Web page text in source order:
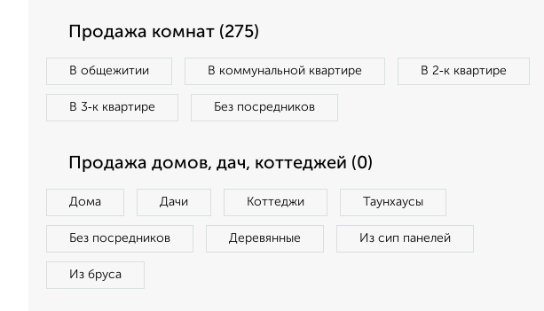
Продажа комнат (275)
В общежитии В коммунальной квартире В 2‑к квартире
В 3‑к квартире Без посредников
Продажа домов, дач, коттеджей (0)
Дома Дачи Коттеджи Таунхаусы
Без посредников Деревянные Из сип панелей
Из бруса